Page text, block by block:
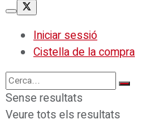
Iniciar sessió
Cistella de la compra
Sense resultats
Veure tots els resultats